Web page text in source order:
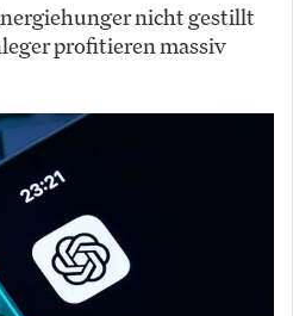
nicht gestillt
profitieren massiv